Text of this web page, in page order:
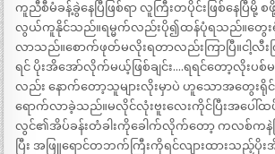
ကူညီစီမံခန့်ခွဲနေပြီဖြစ်ရာ လူကြီးတပိုင်းဖြစ်နေပြီ
လွယ်ကူနိုင်သည်။ရမ္မက်လည်းပို၍ထန်ပုံရသည်။တွေး
လာသည်။စောက်ဖုတ်မလိုးရတာလည်းကြာပြီ။ငါ့လီ
ရင် ပိုးအိအော်လိုက်မယ့်ဖြစ်ချင်း….ရရင်တော့လိုး
လည်း နောက်တော့သူများလိုးမှာပဲ ဟူသောအတွေးရိုင်
ရောက်လာခဲ့သည်။မလိုင်လုံးဗူးလေးကိုင်ပြီးအပေါ်
လွင်၏အိပ်ခန်းတံခါးကိုခေါက်လိုက်တော့ ကလစ်ကနဲမ
ပြီး အဖြူရောင်တဘက်ကြီးကိုရင်လျားထားသည့်